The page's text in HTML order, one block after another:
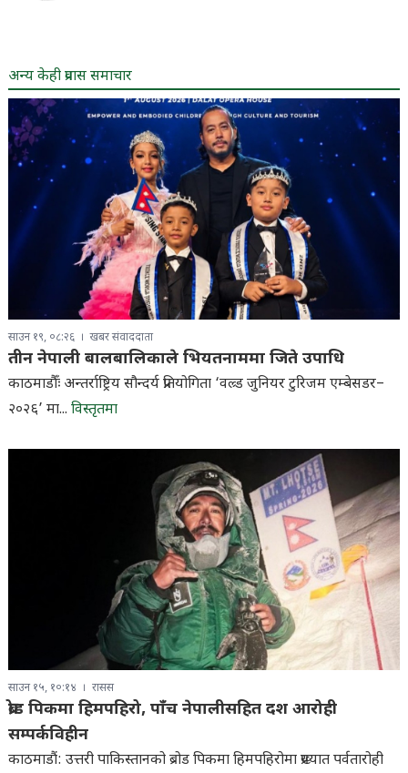
अन्य केही प्रवास समाचार
साउन १९, ०८:२६ खबर संवाददाता
तीन नेपाली बालबालिकाले भियतनाममा जिते उपाधि
काठमाडौँः अन्तर्राष्ट्रिय सौन्दर्य प्रतियोगिता ‘वल्र्ड जुनियर टुरिजम एम्बेसडर–
२०२६’ मा... विस्तृतमा
साउन १५, १०:१४ रासस
ब्रोड पिकमा हिमपहिरो, पाँच नेपालीसहित दश आरोही
सम्पर्कविहीन
काठमाडौं: उत्तरी पाकिस्तानको ब्रोड पिकमा हिमपहिरोमा प्रख्यात पर्वतारोही